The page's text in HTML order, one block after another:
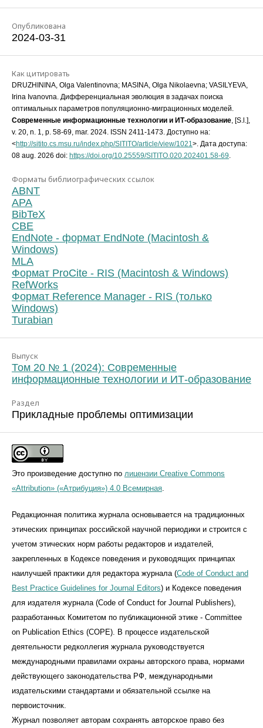
Опубликована
2024-03-31
Как цитировать
DRUZHININA, Olga Valentinovna; MASINA, Olga Nikolaevna; VASILYEVA,
Irina Ivanovna. Дифференциальная эволюция в задачах поиска
оптимальных параметров популяционно-миграционных моделей.
Современные информационные технологии и ИТ-образование, [S.l.],
v. 20, n. 1, p. 58-69, mar. 2024. ISSN 2411-1473. Доступно на:
<http://sitito.cs.msu.ru/index.php/SITITO/article/view/1021>. Дата доступа:
08 aug. 2026 doi: https://doi.org/10.25559/SITITO.020.202401.58-69.
Форматы библиографических ссылок
ABNT
APA
BibTeX
CBE
EndNote - формат EndNote (Macintosh &
Windows)
MLA
Формат ProCite - RIS (Macintosh & Windows)
RefWorks
Формат Reference Manager - RIS (только
Windows)
Turabian
Выпуск
Том 20 № 1 (2024): Современные
информационные технологии и ИТ-образование
Раздел
Прикладные проблемы оптимизации
Это произведение доступно по лицензии Creative Commons
«Attribution» («Атрибуция») 4.0 Всемирная
Редакционная политика журнала основывается на традиционных
этических принципах российской научной периодики и строится с
учетом этических норм работы редакторов и издателей,
закрепленных в Кодексе поведения и руководящих принципах
наилучшей практики для редактора журнала (Code of Conduct and
Best Practice Guidelines for Journal Editors) и Кодексе поведения
для издателя журнала (Code of Conduct for Journal Publishers),
разработанных Комитетом по публикационной этике - Committee
on Publication Ethics (COPE). В процессе издательской
деятельности редколлегия журнала руководствуется
международными правилами охраны авторского права, нормами
действующего законодательства РФ, международными
издательскими стандартами и обязательной ссылке на
первоисточник.
Журнал позволяет авторам сохранять авторское право без